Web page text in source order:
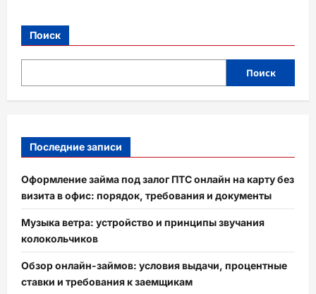
Поиск
Поиск
Последние записи
Оформление займа под залог ПТС онлайн на карту без
визита в офис: порядок, требования и документы
Музыка ветра: устройство и принципы звучания
колокольчиков
Обзор онлайн-займов: условия выдачи, процентные
ставки и требования к заемщикам